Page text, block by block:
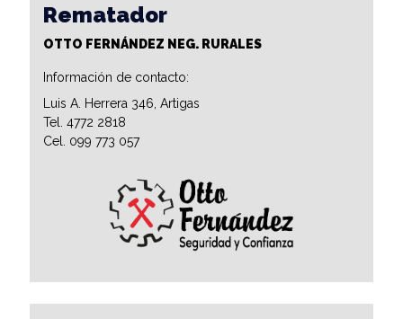
Rematador
OTTO FERNÁNDEZ NEG. RURALES
Información de contacto:
Luis A. Herrera 346, Artigas
Tel. 4772 2818
Cel. 099 773 057